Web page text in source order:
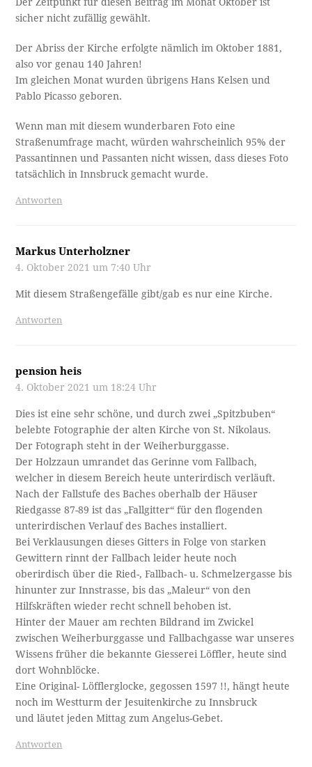
sicher nicht zufällig gewählt.
Der Abriss der Kirche erfolgte nämlich im Oktober 1881,
also vor genau 140 Jahren!
Im gleichen Monat wurden übrigens Hans Kelsen und
Pablo Picasso geboren.
Wenn man mit diesem wunderbaren Foto eine
Straßenumfrage macht, würden wahrscheinlich 95% der
Passantinnen und Passanten nicht wissen, dass dieses Foto
tatsächlich in Innsbruck gemacht wurde.
Antworten
Markus Unterholzner
4. Oktober 2021 um 7:40 Uhr
Mit diesem Straßengefälle gibt/gab es nur eine Kirche.
Antworten
pension heis
4. Oktober 2021 um 18:24 Uhr
Dies ist eine sehr schöne, und durch zwei „Spitzbuben“
belebte Fotographie der alten Kirche von St. Nikolaus.
Der Fotograph steht in der Weiherburggasse.
Der Holzzaun umrandet das Gerinne vom Fallbach,
welcher in diesem Bereich heute unterirdisch verläuft.
Nach der Fallstufe des Baches oberhalb der Häuser
Riedgasse 87-89 ist das „Fallgitter“ für den flogenden
unterirdischen Verlauf des Baches installiert.
Bei Verklausungen dieses Gitters in Folge von starken
Gewittern rinnt der Fallbach leider heute noch
oberirdisch über die Ried-, Fallbach- u. Schmelzergasse bis
hinunter zur Innstrasse, bis das „Maleur“ von den
Hilfskräften wieder recht schnell behoben ist.
Hinter der Mauer am rechten Bildrand im Zwickel
zwischen Weiherburggasse und Fallbachgasse war unseres
Wissens früher die bekannte Giesserei Löffler, heute sind
dort Wohnblöcke.
Eine Original- Löfflerglocke, gegossen 1597 !!, hängt heute
noch im Westturm der Jesuitenkirche zu Innsbruck
und läutet jeden Mittag zum Angelus-Gebet.
Antworten